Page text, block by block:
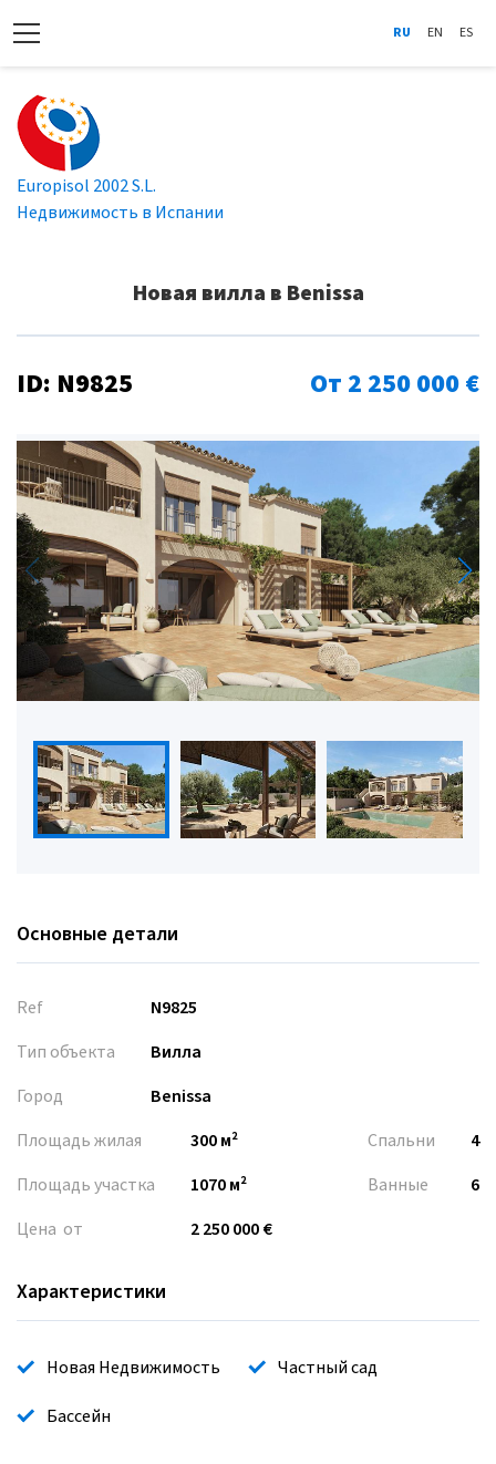
RU EN ES
Europisol 2002 S.L.
Недвижимость в Испании
Новая вилла в Benissa
ID: N9825 От 2 250 000 €
Основные детали
Ref
N9825
Тип объекта
Вилла
Город
Benissa
Площадь жилая
300 м²
Площадь участка
1070 м²
Цена от
2 250 000 €
Спальни
4
Ванные
6
Характеристики
Новая Недвижимость
Частный сад
Бассейн